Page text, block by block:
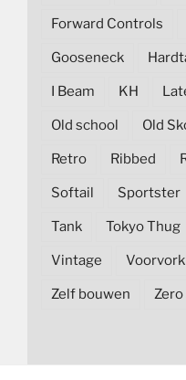
Forward Controls
Gooseneck
I Beam KH
Old school Old
Retro Ribbed
Softail Sportster
Tank Tokyo Thug
Vintage Voorvork
Zelf bouwen